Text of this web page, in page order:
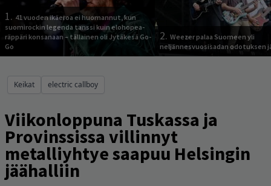
1. 41 vuoden ikäeroa ei huomannut, kun
suomirockin legenda tanssi kuin elohopea-
räppäri konsanaan – tällainen oli Jytäkesä Go-
Go
2. Weezer palaa Suomeen yli
neljännesvuosisadan odotuksen
Keikat electric callboy
Viikonloppuna Tuskassa ja
Provinssissa villinnyt
metalliyhtye saapuu Helsingin
jäähalliin